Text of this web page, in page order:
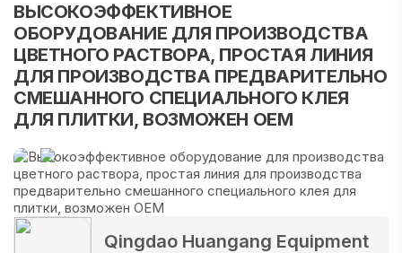
ВЫСОКОЭФФЕКТИВНОЕ
ОБОРУДОВАНИЕ ДЛЯ ПРОИЗВОДСТВА
ЦВЕТНОГО РАСТВОРА, ПРОСТАЯ ЛИНИЯ
ДЛЯ ПРОИЗВОДСТВА ПРЕДВАРИТЕЛЬНО
СМЕШАННОГО СПЕЦИАЛЬНОГО КЛЕЯ
ДЛЯ ПЛИТКИ, ВОЗМОЖЕН OEM
Qingdao Huangang Equipment